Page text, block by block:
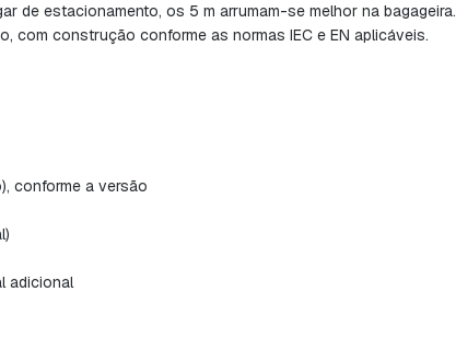
de estacionamento, os 5 m arrumam-se melhor na bagageira.
com construção conforme as normas IEC e EN aplicáveis.
conforme a versão
adicional